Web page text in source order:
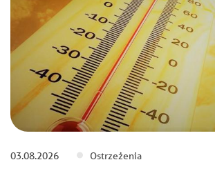
03.08.2026 Ostrzeżenia